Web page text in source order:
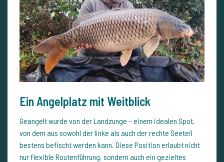
Ein Angelplatz mit Weitblick
Geangelt wurde von der Landzunge – einem idealen Spot,
von dem aus sowohl der linke als auch der rechte Seeteil
bestens befischt werden kann. Diese Position erlaubt nicht
nur flexible Routenführung, sondern auch ein gezieltes